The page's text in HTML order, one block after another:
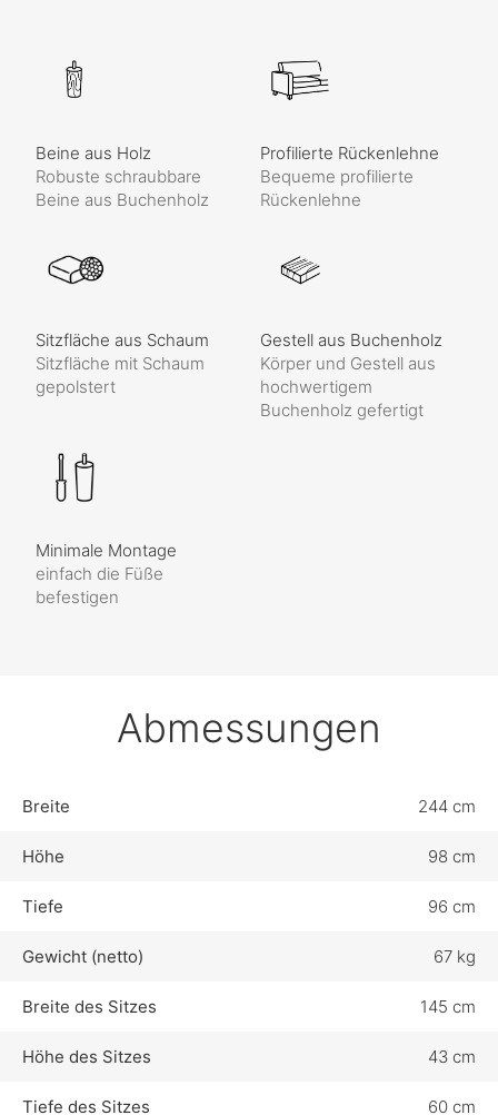
Beine aus Holz
Robuste schraubbare
Beine aus Buchenholz
Profilierte Rückenlehne
Bequeme profilierte
Rückenlehne
Sitzfläche aus Schaum
Sitzfläche mit Schaum
gepolstert
Gestell aus Buchenholz
Körper und Gestell aus
hochwertigem
Buchenholz gefertigt
Minimale Montage
einfach die Füße
befestigen
Abmessungen
Breite 244 cm
Höhe 98 cm
Tiefe 96 cm
Gewicht (netto) 67 kg
Breite des Sitzes 145 cm
Höhe des Sitzes 43 cm
Tiefe des Sitzes 60 cm